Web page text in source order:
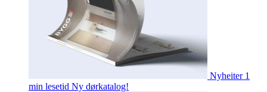
Nyheiter 1
min lesetid Ny dørkatalog!